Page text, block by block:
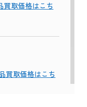
買取価格はこち
買取価格はこち